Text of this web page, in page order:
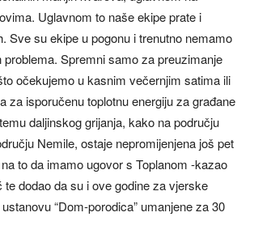
Uglavnom to naše ekipe prate i
Sve su ekipe u pogonu i trenutno nemamo
problema. Spremni samo za preuzimanje
očekujemo u kasnim večernjim satima ili
za isporučenu toplotnu energiju za građane
daljinskog grijanja, kako na području
Nemile, ostaje nepromijenjena još pet
to da imamo ugovor s Toplanom -kazao
te dodao da su i ove godine za vjerske
“Dom-porodica” umanjene za 30